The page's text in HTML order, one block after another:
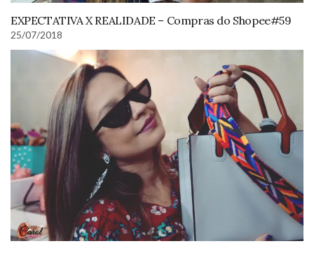
EXPECTATIVA X REALIDADE – Compras do Shopee#59
25/07/2018